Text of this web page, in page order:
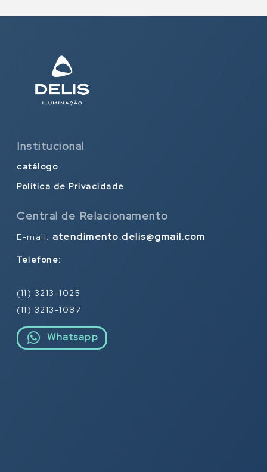
Institucional
catálogo
Política de Privacidade
Central de Relacionamento
E-mail: atendimento.delis@gmail.com
Telefone:
(11) 3213-1025
(11) 3213-1087
Whatsapp